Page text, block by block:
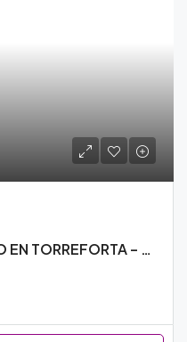
¡PISO AMPLIO Y MODERNO EN TORREFORTA – ¡ES UNA OPORTUNIDAD ÚNICA! – N128V